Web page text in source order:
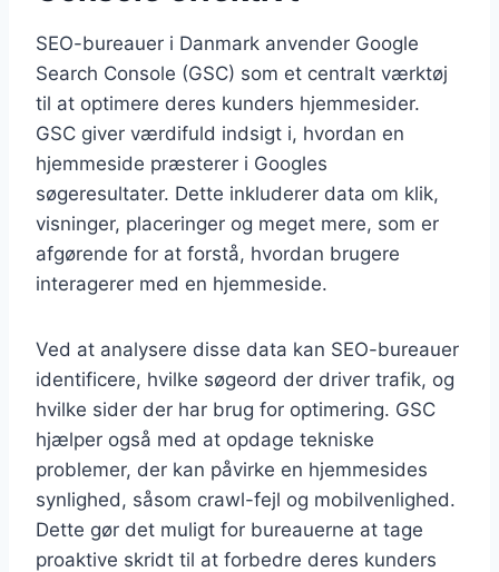
SEO-bureauer i Danmark anvender Google
Search Console (GSC) som et centralt værktøj
til at optimere deres kunders hjemmesider.
GSC giver værdifuld indsigt i, hvordan en
hjemmeside præsterer i Googles
søgeresultater. Dette inkluderer data om klik,
visninger, placeringer og meget mere, som er
afgørende for at forstå, hvordan brugere
interagerer med en hjemmeside.
Ved at analysere disse data kan SEO-bureauer
identificere, hvilke søgeord der driver trafik, og
hvilke sider der har brug for optimering. GSC
hjælper også med at opdage tekniske
problemer, der kan påvirke en hjemmesides
synlighed, såsom crawl-fejl og mobilvenlighed.
Dette gør det muligt for bureauerne at tage
proaktive skridt til at forbedre deres kunders